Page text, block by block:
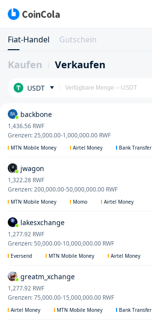
Fiat-Handel Gutschein
Kaufen Verkaufen
USDT
BA backbone
1,436.56 RWF
Grenzen:25,000.00-1,000,000.00 RWF
MTN Mobile Money Airtel Money Bank Transfer
jwagon
1,322.28 RWF
Grenzen:200,000.00-50,000,000.00 RWF
MTN Mobile Money Momo Airtel Money
lakesxchange
1,277.92 RWF
Grenzen:50,000.00-10,000,000.00 RWF
Eversend MTN Mobile Money Airtel Money
greatm_xchange
1,277.92 RWF
Grenzen:75,000.00-15,000,000.00 RWF
Airtel Money MTN Mobile Money Bank Transfer